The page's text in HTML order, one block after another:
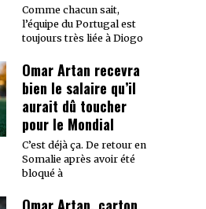
Comme chacun sait,
l’équipe du Portugal est
toujours très liée à Diogo
Omar Artan recevra
bien le salaire qu’il
aurait dû toucher
pour le Mondial
C’est déjà ça. De retour en
Somalie après avoir été
bloqué à
Omar Artan, carton